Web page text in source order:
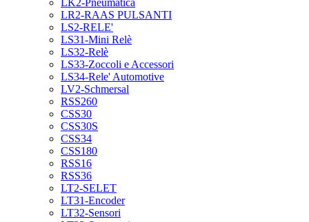
LK2-Pneumatica
LR2-RAAS PULSANTI
LS2-RELE'
LS31-Mini Relè
LS32-Relè
LS33-Zoccoli e Accessori
LS34-Rele' Automotive
LV2-Schmersal
RSS260
CSS30
CSS30S
CSS34
CSS180
RSS16
RSS36
LT2-SELET
LT31-Encoder
LT32-Sensori